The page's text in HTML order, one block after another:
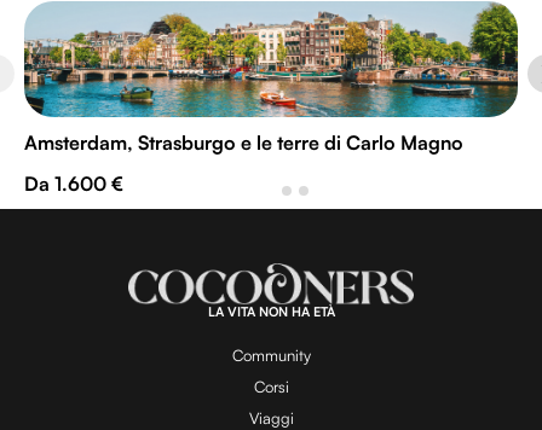
Amsterdam, Strasburgo e le terre di Carlo Magno
Da 1.600 €
LA VITA NON HA ETÀ
Community
Corsi
Viaggi